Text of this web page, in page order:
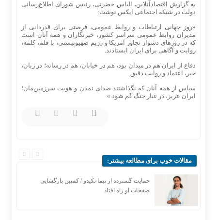
به گزارش اقتصادآنلاین، الیاس حضرتی، رئیس شورای اطلاع‌رسانی
دولت در شبکه اجتماعی ایکس نوشت:‌
«روز جهانی ارتباطات و روابط عمومی، فرصتی برای قدردانی از
مدیران روابط عمومی سراسر کشور، خبرنگاران و همه آنان است
که در روز‌های دشوار تجاوز آمریکا و رژیم صهیونیستی، با قلم، کلمه،
روایت و آگاهی برای ایران ایستادند.
دفاع از ایران هم در میدان بود، هم در خیابان، هم در رسانه؛ در زبان،
خبر، اعتماد و روایت دقیق.
سپاس از همه آنان که نگذاشتند صدای تمدن و هویت سرزمین‌مان؛
ایران عزیز، در غبار جنگ گم شود.»
مقالات خوب برای مطالعه بیشتر:
حمایت گسترده از نیما تکیدو / کمپین بازگشایی
صفحات او راه افتاد